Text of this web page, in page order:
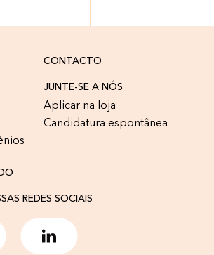
CONTACTO
JUNTE-SE A NÓS
Aplicar na loja
Candidatura espontânea
REDES SOCIAIS